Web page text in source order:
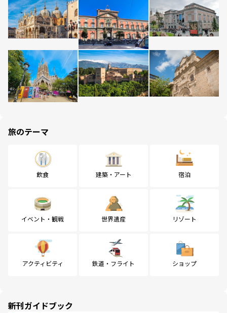
旅のテーマ
飲食 建築・アート 宿泊
イベント・観戦 世界遺産 リゾート
アクティビティ 鉄道・フライト ショップ
新刊ガイドブック